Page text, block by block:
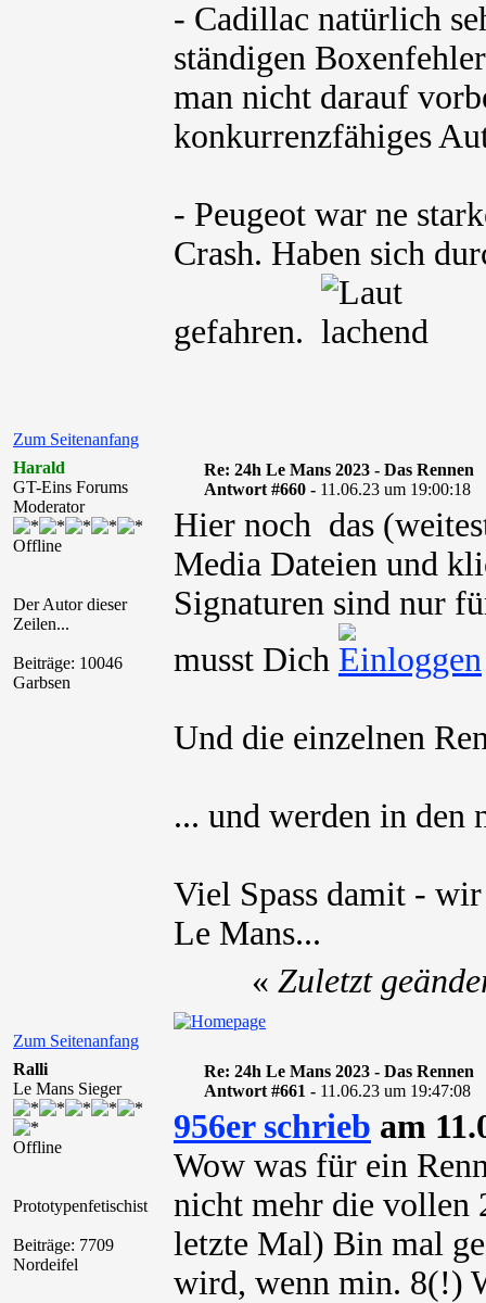
- Cadillac natürlich
ständigen
man nicht darauf
konkurrenzfähiges
- Peugeot war ne
Crash. Haben sich
gefahren.
Zum Seitenanfang
Harald
GT-Eins Forums
Moderator
Offline
Der Autor dieser
Zeilen...
Beiträge: 10046
Garbsen
Re: 24h Le Mans 2023 - Das Rennen
Antwort #660 - 11.06.23 um 19:00:18
Hier noch das
Media Dateien und
Signaturen sind nur
musst Dich
Und die einzelnen
... und werden in den
Viel Spass damit -
Le Mans...
Zum Seitenanfang
« Zuletzt
Ralli
Le Mans Sieger
Offline
Prototypenfetischist
Beiträge: 7709
Nordeifel
Re: 24h Le Mans 2023 - Das Rennen
Antwort #661 - 11.06.23 um 19:47:08
956er schrieb am
Wow was für ein
nicht mehr die vollen
letzte Mal) Bin mal
wird, wenn min. 8(!)